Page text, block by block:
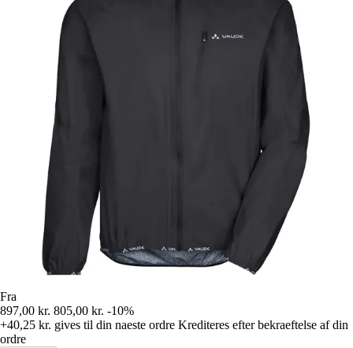
Fra
897,00 kr. 805,00 kr. -10%
+40,25 kr. gives til din naeste ordre Krediteres efter bekraeftelse af din
ordre